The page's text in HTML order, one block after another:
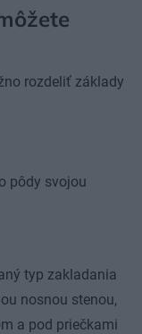
rozdeliť základy
pôdy svojou
typ zakladania
nosnou stenou,
a pod priečkami